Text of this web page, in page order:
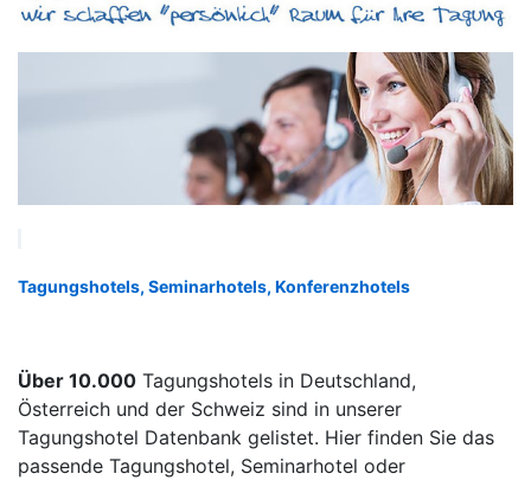
Tagungshotels, Seminarhotels, Konferenzhotels
Über 10.000 Tagungshotels in Deutschland,
Österreich und der Schweiz sind in unserer
Tagungshotel Datenbank gelistet. Hier finden Sie das
passende Tagungshotel, Seminarhotel oder